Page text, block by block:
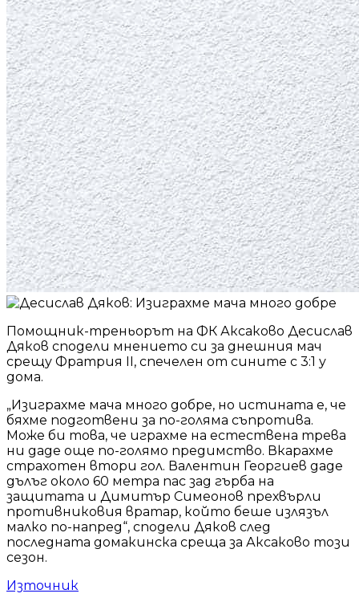
Помощник-треньорът на ФК Аксаково Десислав
Дяков сподели мнението си за днешния мач
срещу Фратрия II, спечелен от сините с 3:1 у
дома.
„Изиграхме мача много добре, но истината е, че
бяхме подготвени за по-голяма съпротива.
Може би това, че играхме на естествена трева
ни даде още по-голямо предимство. Вкарахме
страхотен втори гол. Валентин Георгиев даде
дълъг около 60 метра пас зад гърба на
защитата и Димитър Симеонов прехвърли
противниковия вратар, който беше излязъл
малко по-напред“, сподели Дяков след
последната домакинска среща за Аксаково този
сезон.
Източник